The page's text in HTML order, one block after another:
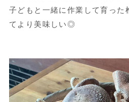
子どもと一緒に作業して育った
てより美味しい◎